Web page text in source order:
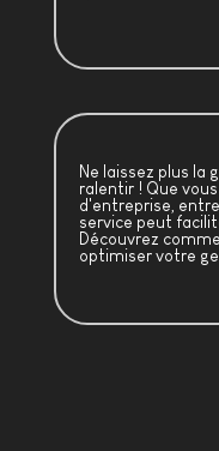
Ne laissez plus la
ralentir ! Que
d'entreprise,
service peut
Découvrez
optimiser votre